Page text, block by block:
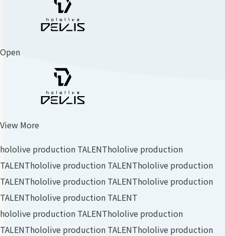
Open
View More
hololive production TALENThololive production
TALENThololive production TALENThololive production
TALENThololive production TALENThololive production
TALENThololive production TALENT
hololive production TALENThololive production
TALENThololive production TALENThololive production